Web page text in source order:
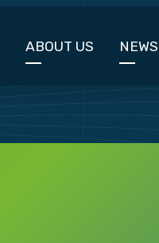
ABOUT US NEWS